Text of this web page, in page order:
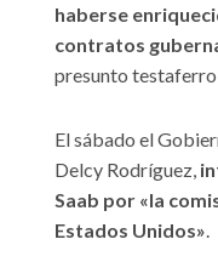
haberse
contratos
presunto
El sábado el
Delcy Rodríguez,
Saab por «la
Estados Unidos».